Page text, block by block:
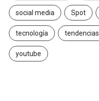
social media Spot
tecnología tendencias
youtube